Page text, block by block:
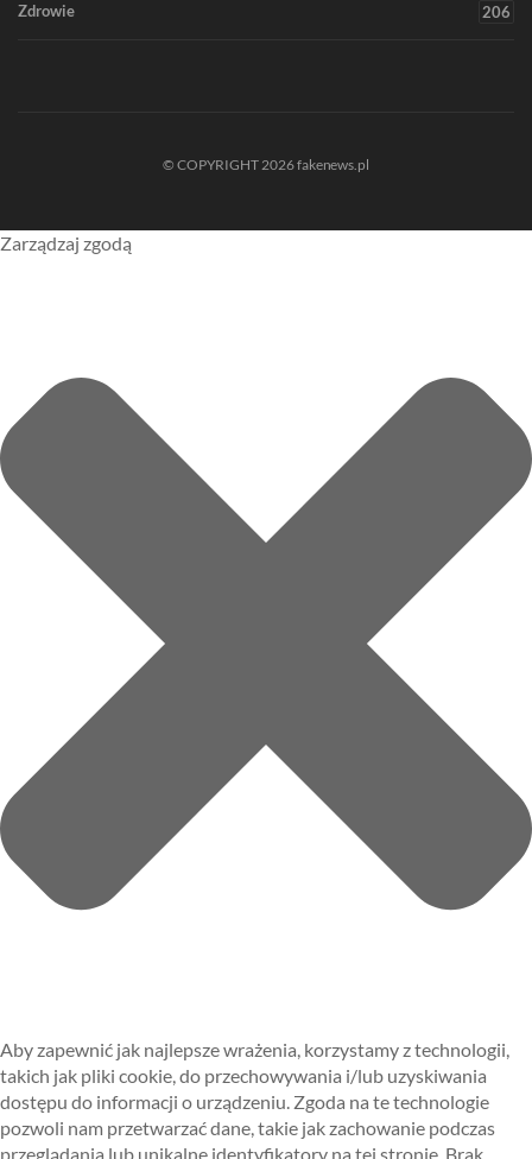
Zdrowie 206
© COPYRIGHT 2026 fakenews.pl
Zarządzaj zgodą
Aby zapewnić jak najlepsze wrażenia, korzystamy z technologii,
takich jak pliki cookie, do przechowywania i/lub uzyskiwania
dostępu do informacji o urządzeniu. Zgoda na te technologie
pozwoli nam przetwarzać dane, takie jak zachowanie podczas
przeglądania lub unikalne identyfikatory na tej stronie. Brak